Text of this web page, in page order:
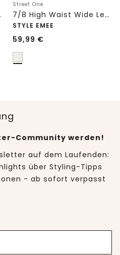
Fit
Street One
7/8 High Waist Wide Leg Jeans im Loose Fit
STYLE EMEE
59,99 €
Community werden!
auf dem Laufenden:
über Styling-Tipps
- ab sofort verpasst